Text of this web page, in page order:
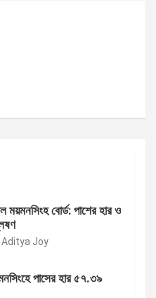
বোর্ড: পাশের হার ও
Aditya Joy
পাসের হার ৫৭.৩৯